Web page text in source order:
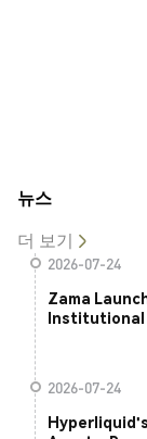
뉴스
더 보기
2026-07-24
Zama
Institutional
2026-07-24